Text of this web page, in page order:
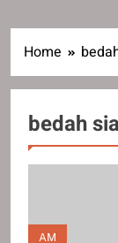
Home
bedah
AM